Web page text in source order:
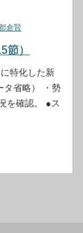
倉賢
節）
特化した新
タ省略） ・勢
を確認。 ●ス